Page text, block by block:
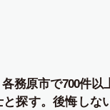
各務原市で700件以
探す。後悔しな